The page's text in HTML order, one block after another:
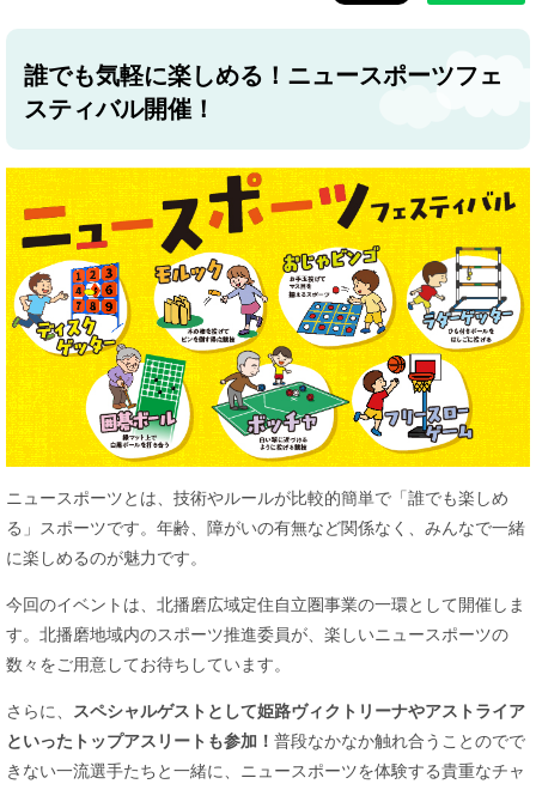
誰でも気軽に楽しめる！ニュースポーツフェ
スティバル開催！
ニュースポーツとは、技術やルールが比較的簡単で「誰でも楽しめ
る」スポーツです。年齢、障がいの有無など関係なく、みんなで一緒
に楽しめるのが魅力です。
今回のイベントは、北播磨広域定住自立圏事業の一環として開催しま
す。北播磨地域内のスポーツ推進委員が、楽しいニュースポーツの
数々をご用意してお待ちしています。
さらに、 スペシャルゲストとして姫路ヴィクトリーナやアストライア
といったトップアスリートも参加！ 普段なかなか触れ合うことのでで
きない一流選手たちと一緒に、ニュースポーツを体験する貴重なチャ